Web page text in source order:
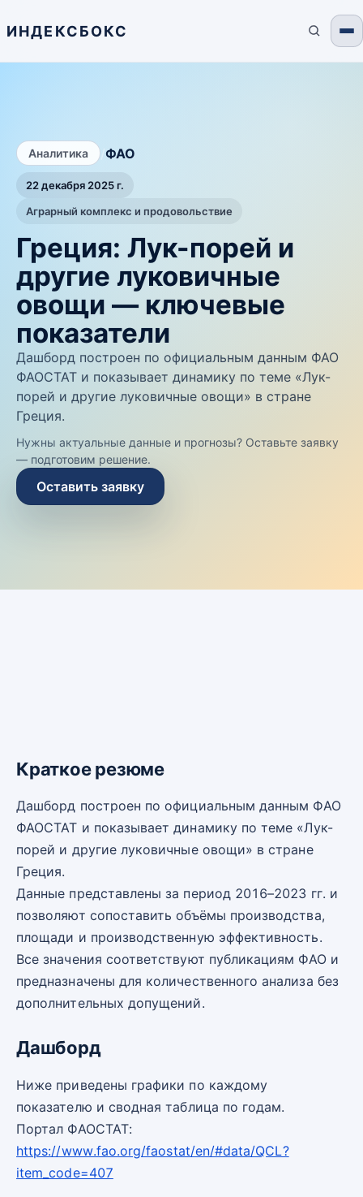
ИНДЕКСБОКС
Аналитика ФАО
22 декабря 2025 г.
Аграрный комплекс и продовольствие
Греция: Лук-порей и
другие луковичные
овощи — ключевые
показатели
Дашборд построен по официальным данным ФАО
ФАОСТАТ и показывает динамику по теме «Лук-
порей и другие луковичные овощи» в стране
Греция.
Нужны актуальные данные и прогнозы? Оставьте заявку
— подготовим решение.
Оставить заявку
Краткое резюме
Дашборд построен по официальным данным ФАО
ФАОСТАТ и показывает динамику по теме «Лук-
порей и другие луковичные овощи» в стране
Греция.
Данные представлены за период 2016–2023 гг. и
позволяют сопоставить объёмы производства,
площади и производственную эффективность.
Все значения соответствуют публикациям ФАО и
предназначены для количественного анализа без
дополнительных допущений.
Дашборд
Ниже приведены графики по каждому
показателю и сводная таблица по годам.
Портал ФАОСТАТ:
https://www.fao.org/faostat/en/#data/QCL?
item_code=407